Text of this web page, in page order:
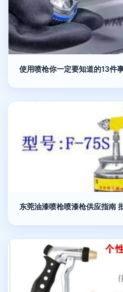
使用喷枪你一定要知道的13件
东莞油漆喷枪喷漆枪供应指南